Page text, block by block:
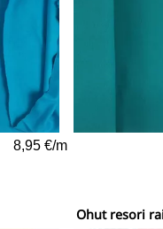
8,95 €/m
Ohut resori